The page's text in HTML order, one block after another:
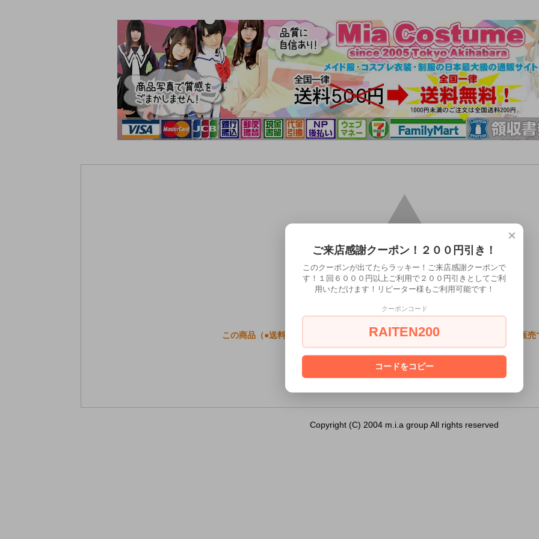
この商品（●送料無料●進激のONAHO!! 4 Dark Samurai）は18歳未満の方には販売
あなたは18歳以上ですか？
[ はい ] [ いいえ ]
Copyright (C) 2004 m.i.a group All rights reserved
×
ご来店感謝クーポン！２００円引き！
このクーポンが出てたらラッキー！ご来店感謝クーポンで
す！１回６０００円以上ご利用で２００円引きとしてご利
用いただけます！リピーター様もご利用可能です！
クーポンコード
RAITEN200
コードをコピー